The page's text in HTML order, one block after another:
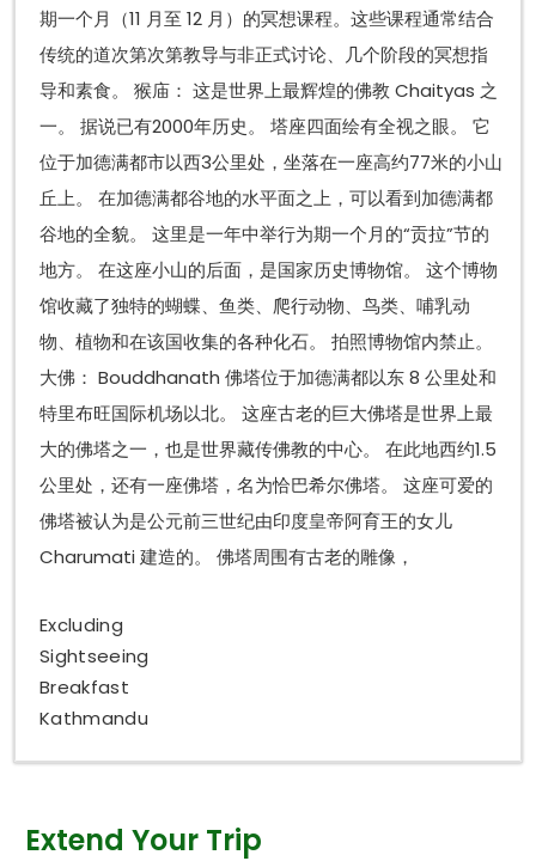
期一个月（11 月至 12 月）的冥想课程。这些课程通常结合
传统的道次第次第教导与非正式讨论、几个阶段的冥想指
导和素食。 猴庙： 这是世界上最辉煌的佛教 Chaityas 之
一。 据说已有2000年历史。 塔座四面绘有全视之眼。 它
位于加德满都市以西3公里处，坐落在一座高约77米的小山
丘上。 在加德满都谷地的水平面之上，可以看到加德满都
谷地的全貌。 这里是一年中举行为期一个月的“贡拉”节的
地方。 在这座小山的后面，是国家历史博物馆。 这个博物
馆收藏了独特的蝴蝶、鱼类、爬行动物、鸟类、哺乳动
物、植物和在该国收集的各种化石。 拍照博物馆内禁止。
大佛： Bouddhanath 佛塔位于加德满都以东 8 公里处和
特里布旺国际机场以北。 这座古老的巨大佛塔是世界上最
大的佛塔之一，也是世界藏传佛教的中心。 在此地西约1.5
公里处，还有一座佛塔，名为恰巴希尔佛塔。 这座可爱的
佛塔被认为是公元前三世纪由印度皇帝阿育王的女儿
Charumati 建造的。 佛塔周围有古老的雕像，
Excluding
Sightseeing
Breakfast
Kathmandu
Extend Your Trip